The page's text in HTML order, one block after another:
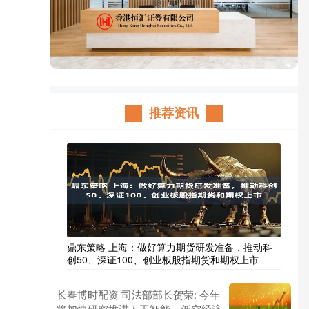
推荐资讯
鼎东策略 上海：做好算力期货研发准备，推动科
创50、深证100、创业板股指期货和期权上市
长春博时配资 司法部部长贺荣: 今年